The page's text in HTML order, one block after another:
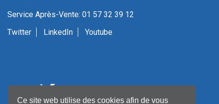
Ce site web utilise des cookies afin de vous
Service Après-Vente: 01 57 32 39 12
Twitter
LinkedIn Youtube